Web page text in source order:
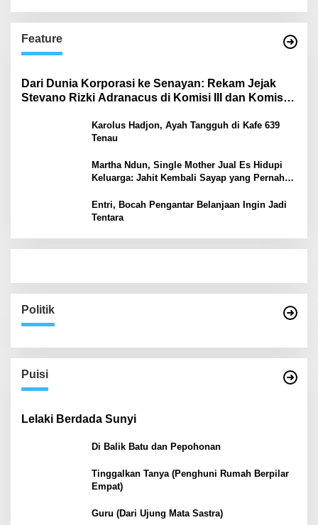
Feature
Dari Dunia Korporasi ke Senayan: Rekam Jejak
Stevano Rizki Adranacus di Komisi III dan Komisi X
Karolus Hadjon, Ayah Tangguh di Kafe 639
Tenau
Martha Ndun, Single Mother Jual Es Hidupi
Keluarga: Jahit Kembali Sayap yang Pernah
Entri, Bocah Pengantar Belanjaan Ingin Jadi
Tentara
Politik
Puisi
Lelaki Berdada Sunyi
Di Balik Batu dan Pepohonan
Tinggalkan Tanya (Penghuni Rumah Berpilar
Empat)
Guru (Dari Ujung Mata Sastra)